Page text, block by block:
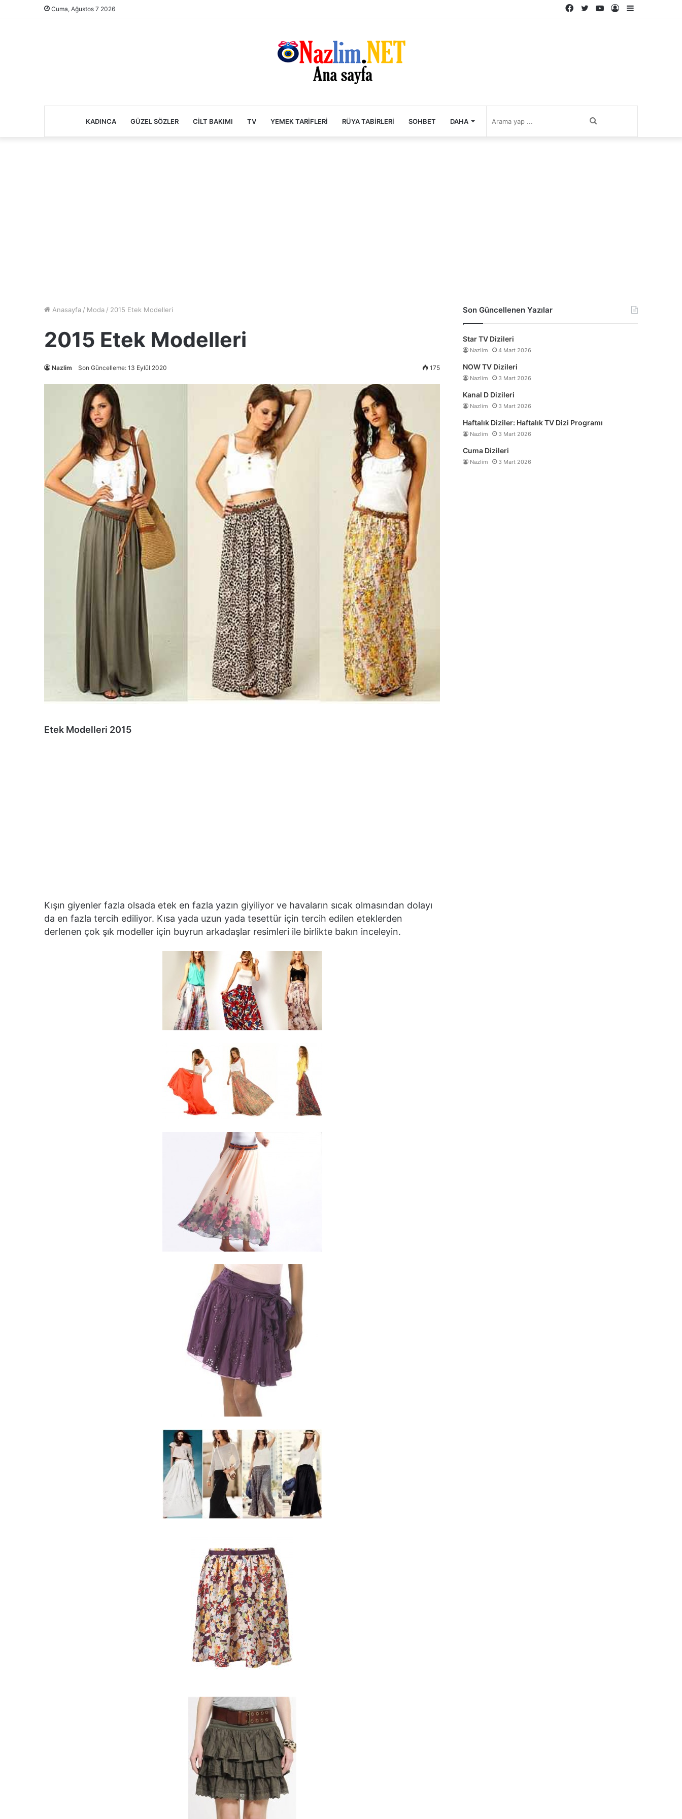
Cuma, Ağustos 7 2026
Kenar
Kayıt
YouTube
Twitter
Facebook
KADINCA GÜZEL SÖZLER CILT BAKIMI TV YEMEK TARIFLERI RÜYA TABIRLERI SOHBET DAHA
Anasayfa / Moda / 2015 Etek Modelleri
2015 Etek Modelleri
Nazlim Son Güncelleme: 13 Eylül 2020 175
Etek Modelleri 2015
Kışın giyenler fazla olsada etek en fazla yazın giyiliyor ve havaların sıcak olmasından dolayı
da en fazla tercih ediliyor. Kısa yada uzun yada tesettür için tercih edilen eteklerden
derlenen çok şık modeller için buyrun arkadaşlar resimleri ile birlikte bakın inceleyin.
Son Güncellenen Yazılar
Star TV Dizileri
Nazlim 4 Mart 2026
NOW TV Dizileri
Nazlim 3 Mart 2026
Kanal D Dizileri
Nazlim 3 Mart 2026
Haftalık Diziler: Haftalık TV Dizi Programı
Nazlim 3 Mart 2026
Cuma Dizileri
Nazlim 3 Mart 2026